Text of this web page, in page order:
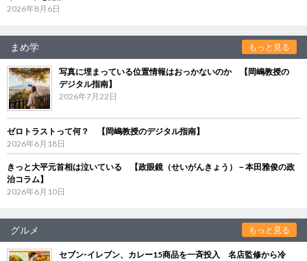
2026年8月6日
まめ学 もっと見る
写真に埋まっている位置情報はおっかないのか 【岡嶋教授の
デジタル指南】
2026年7月22日
ゼロトラストって何？ 【岡嶋教授のデジタル指南】
2026年6月18日
きっと大平元首相は泣いている 【政眼鏡（せいがんきょう）－本田雅俊の政
治コラム】
2026年6月10日
グルメ もっと見る
セブン‐イレブン、カレー15商品を一斉投入 名店監修から冷